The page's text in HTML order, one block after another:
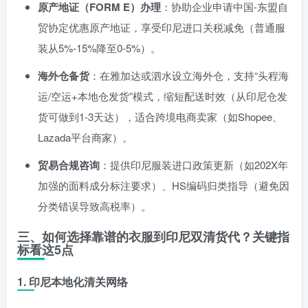
原产地证（FORM E）办理 ：协助企业申请中国-东盟自
贸协定优惠原产地证，享受印尼进口关税减免（普通服
装从5%-15%降至0-5%）。
海外仓备货：在雅加达或泗水设立海外仓，支持“头程海
运/空运+本地仓发货”模式，缩短配送时效（从印尼仓发
货可做到1-3天达），适合跨境电商卖家（如Shopee、
Lazada平台商家）。
贸易合规咨询 ：提供印尼服装进口政策更新（如202X年
加强的面料成分标注要求）、HS编码归类指导（避免因
分类错误导致高税率）。
三、如何选择靠谱的衣服到印尼双清货代？关键指
标看这5点
1. 印尼本地化清关网络